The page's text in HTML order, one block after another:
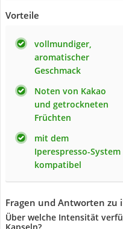
Vorteile
vollmundiger,
aromatischer
Geschmack
Noten von Kakao
und getrockneten
Früchten
mit dem
Iperespresso-System
kompatibel
Fragen und Antworten zu
Über welche Intensität